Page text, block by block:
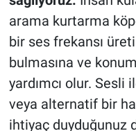
arama kurtarma
bir ses frekansı
bulmasına ve
yardımcı olur. Sesli
veya alternatif bir
ihtiyaç duyduğunuz